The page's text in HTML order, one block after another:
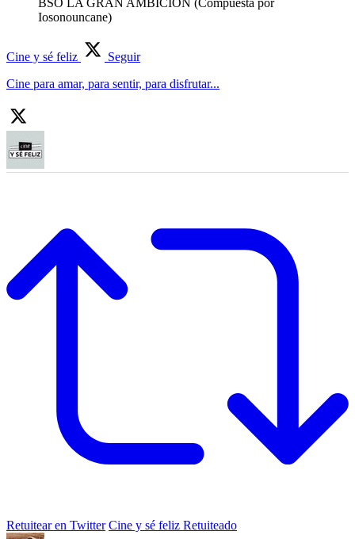
BSO LA GRAN AMBICION (Compuesta por
Iosonouncane)
Cine y sé feliz
Seguir
Cine para amar, para sentir, para disfrutar...
Retuitear en Twitter Cine y sé feliz Retuiteado